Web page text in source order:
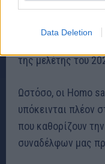
Data Deletion
παρόμοιο τρόπο,
βιολόγο στο
της μελέτης του
Ωστόσο, οι Homo
υπόκεινται πλέον
που καθορίζουν
συναδέλφων μας